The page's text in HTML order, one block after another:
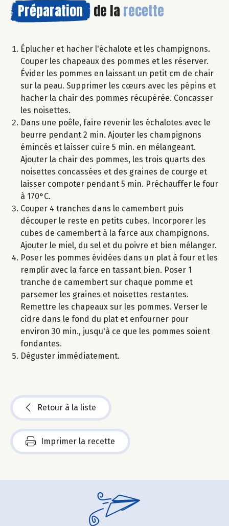
Préparation de la recette
Éplucher et hacher l'échalote et les champignons.
Couper les chapeaux des pommes et les réserver.
Évider les pommes en laissant un petit cm de chair
sur la peau. Supprimer les cœurs avec les pépins et
hacher la chair des pommes récupérée. Concasser
les noisettes.
Dans une poêle, faire revenir les échalotes avec le
beurre pendant 2 min. Ajouter les champignons
émincés et laisser cuire 5 min. en mélangeant.
Ajouter la chair des pommes, les trois quarts des
noisettes concassées et des graines de courge et
laisser compoter pendant 5 min. Préchauffer le four
à 170°C.
Couper 4 tranches dans le camembert puis
découper le reste en petits cubes. Incorporer les
cubes de camembert à la farce aux champignons.
Ajouter le miel, du sel et du poivre et bien mélanger.
Poser les pommes évidées dans un plat à four et les
remplir avec la farce en tassant bien. Poser 1
tranche de camembert sur chaque pomme et
parsemer les graines et noisettes restantes.
Remettre les chapeaux sur les pommes. Verser le
cidre dans le fond du plat et enfourner pour
environ 30 min., jusqu'à ce que les pommes soient
fondantes.
Déguster immédiatement.
Retour à la liste
Imprimer la recette